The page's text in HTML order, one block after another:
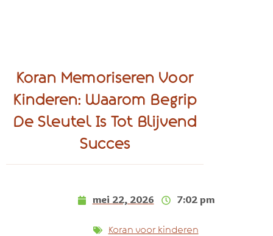
Koran Memoriseren Voor
Kinderen: Waarom Begrip
De Sleutel Is Tot Blijvend
Succes
mei 22, 2026 7:02 pm
Koran voor kinderen